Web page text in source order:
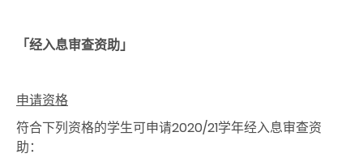
「经入息审查资助」
申请资格
符合下列资格的学生可申请2020/21学年经入息审查资
助：